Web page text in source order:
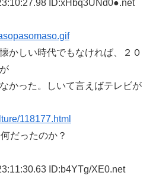
ID:xHbq3UNd0●.net
かしい時代でもなければ、２０
かった。しいて言えばテレビが
118177.html
何だったのか？
ID:b4YTg/XE0.net